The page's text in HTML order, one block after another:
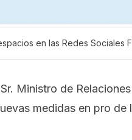
en las Redes Sociales
Ministro de
medidas en pro de